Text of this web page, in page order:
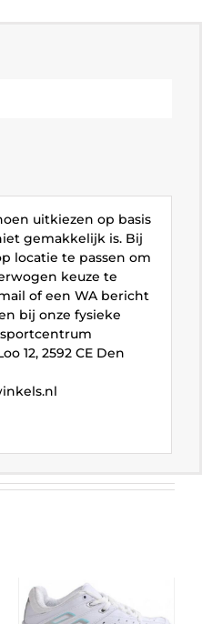
uitkiezen op basis
gemakkelijk is. Bij
locatie te passen om
keuze te
of een WA bericht
bij onze fysieke
12, 2592 CE Den